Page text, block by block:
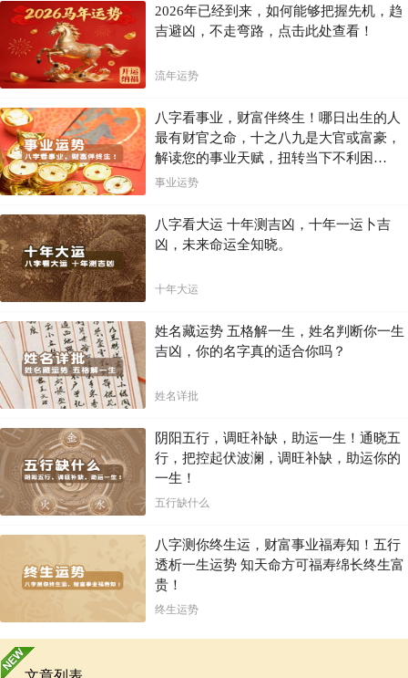
需要注意的是，以上分析仅供参考，并不具有绝对性。命理学只是提供
一种参考框架，最终的成功还需要结合实际情况进行综合判断。孩子的
成长轨迹受到多种因素的影响，包括家庭教育、个人努力、社会环境
等。命理学并不能完全决定孩子的命运。
父母应根据孩子的实际情况，采取合适的教育方式。在尊重孩子个性特
性的前提下，引导孩子树立正确的价值观，培养良好的生活习惯，提高
适应能力，从而更好地面对未来的挑战。
具体案例分析（虚构）
例如，一位大林木命格的母亲和一位长流水命格的儿子，母亲可能比较
强势，希望儿子按照自己的规划去发展。而儿子则可能比较独立，希望
自己去探索和选择。双方可能会在某些方面产生分歧，但最终，通过沟
通和理解，他们可以找到平衡点，互相支持，共同成长。
另一个例子中，一位大林木命格的父亲和一位长流水命格的女儿，父亲
可能会比较传统，注重女儿的家庭责任感。而女儿则可能比较注重个人
引导她树立正确的价值观，找到在家庭和个人发展之间的平衡点。
总结
父母“大林木”命格，孩子“长流水”命格，这种组合既有相生相克的因
去考量。相生相克的关系，并非决定命运的唯一因素，父母应在尊重孩
子个性的基础上，给予合适的引导和支持，才能帮助孩子更好地成长。
命理学只是辅助工具，最终的决定权和责任在父母和孩子身上，通过正
确有效的引导和教育，才能最终帮助孩子健康快乐地成长。
2026年已经到来，如何能够把握先机，趋
吉避凶，不走弯路，点击此处查看！
流年运势
八字看事业，财富伴终生！哪日出生的人
最有财官之命，十之八九是大官或富豪，
解读您的事业天赋，扭转当下不利困
局！！
事业运势
八字看大运 十年测吉凶，十年一运卜吉
凶，未来命运全知晓。
十年大运
姓名藏运势 五格解一生，姓名判断你一生
吉凶，你的名字真的适合你吗？
姓名详批
阴阳五行，调旺补缺，助运一生！通晓五
行，把控起伏波澜，调旺补缺，助运你的
一生！
五行缺什么
八字测你终生运，财富事业福寿知！五行
透析一生运势 知天命方可福寿绵长终生富
贵！
终生运势